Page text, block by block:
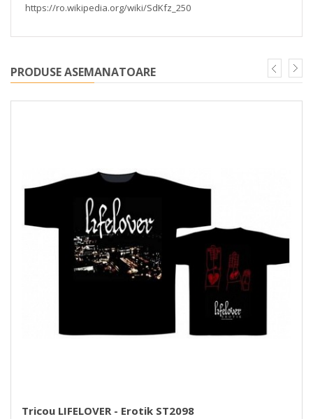
https://ro.wikipedia.org/wiki/SdKfz_250
PRODUSE ASEMANATOARE
Tricou LIFELOVER - Erotik ST2098